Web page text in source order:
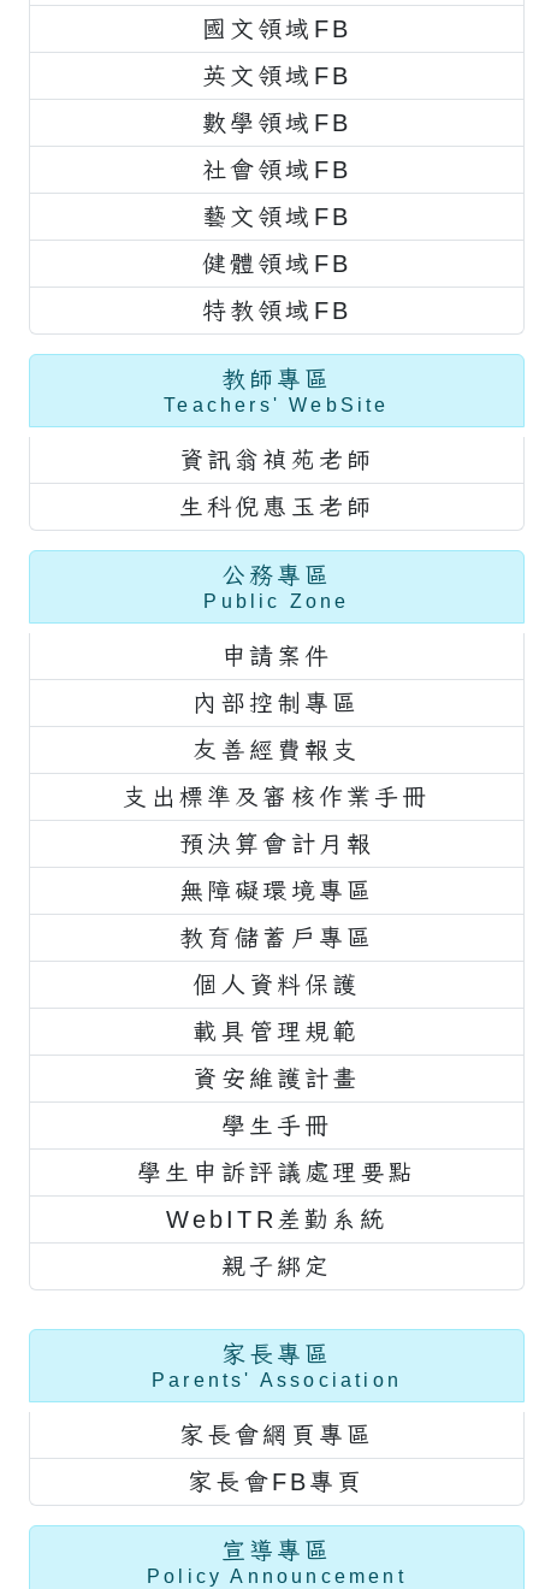
國文領域FB
英文領域FB
數學領域FB
社會領域FB
藝文領域FB
健體領域FB
特教領域FB
教師專區
Teachers' WebSite
資訊翁禎苑老師
生科倪惠玉老師
公務專區
Public Zone
申請案件
內部控制專區
友善經費報支
支出標準及審核作業手冊
預決算會計月報
無障礙環境專區
教育儲蓄戶專區
個人資料保護
載具管理規範
資安維護計畫
學生手冊
學生申訴評議處理要點
WebITR差勤系統
親子綁定
家長專區
Parents' Association
家長會網頁專區
家長會FB專頁
宣導專區
Policy Announcement